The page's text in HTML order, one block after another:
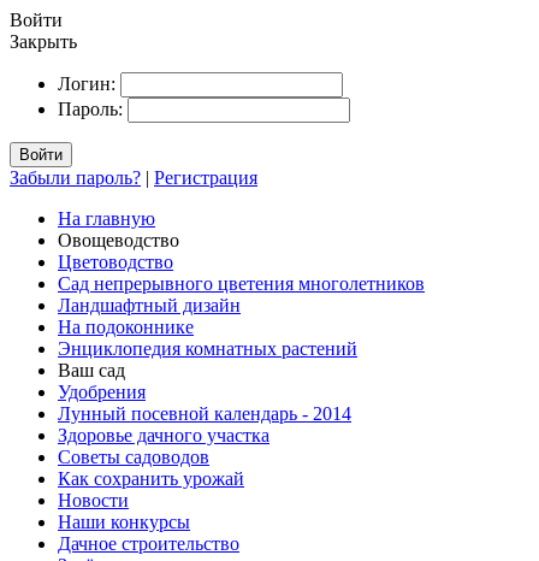
Войти
Закрыть
Логин:
Пароль:
Войти
Забыли пароль? | Регистрация
На главную
Овощеводство
Цветоводство
Сад непрерывного цветения многолетников
Ландшафтный дизайн
На подоконнике
Энциклопедия комнатных растений
Ваш сад
Удобрения
Лунный посевной календарь - 2014
Здоровье дачного участка
Советы садоводов
Как сохранить урожай
Новости
Наши конкурсы
Дачное строительство